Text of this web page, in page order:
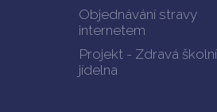
Objednávání stravy
internetem
Projekt - Zdravá školní
jídelna